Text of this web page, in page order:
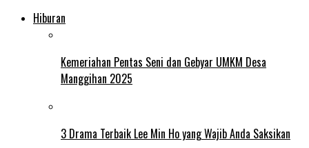
Hiburan
Kemeriahan Pentas Seni dan Gebyar UMKM Desa
Manggihan 2025
3 Drama Terbaik Lee Min Ho yang Wajib Anda Saksikan